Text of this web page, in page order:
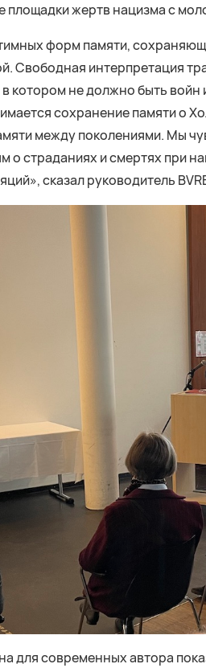
площадки жертв нацизма с
форм памяти,
Свободная интерпретация
котором не должно быть
сохранение памяти о
между поколениями. Мы
о страданиях и смертях при
сказал руководитель
для современных автора